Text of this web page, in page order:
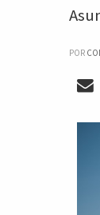
POR